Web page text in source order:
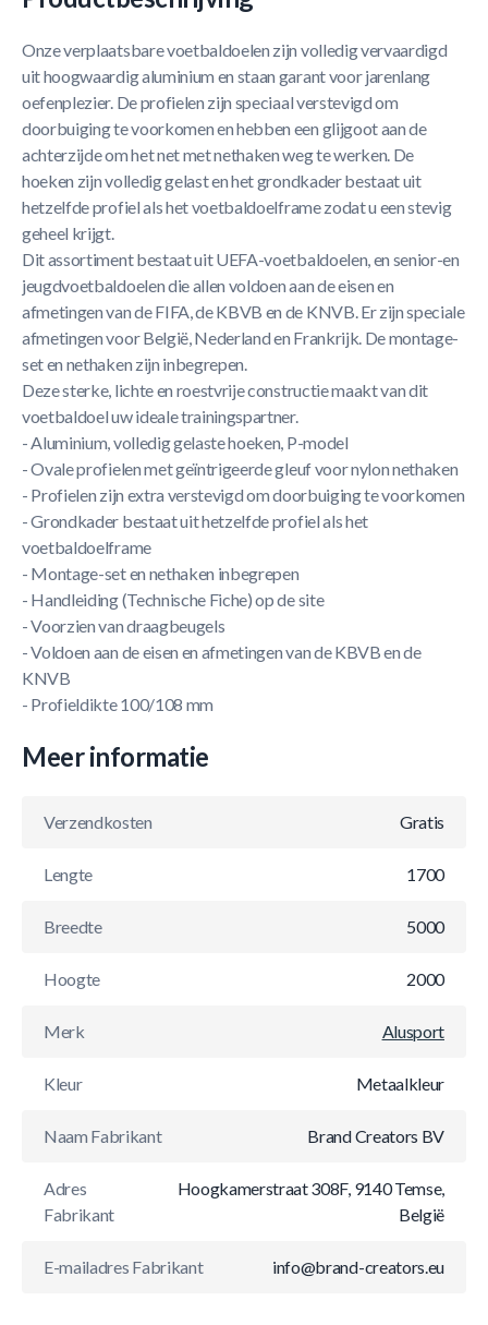
Onze verplaatsbare voetbaldoelen zijn volledig vervaardigd
uit hoogwaardig aluminium en staan garant voor jarenlang
oefenplezier. De profielen zijn speciaal verstevigd om
doorbuiging te voorkomen en hebben een glijgoot aan de
achterzijde om het net met nethaken weg te werken. De
hoeken zijn volledig gelast en het grondkader bestaat uit
hetzelfde profiel als het voetbaldoelframe zodat u een stevig
geheel krijgt.
Dit assortiment bestaat uit UEFA-voetbaldoelen, en senior-en
jeugdvoetbaldoelen die allen voldoen aan de eisen en
afmetingen van de FIFA, de KBVB en de KNVB. Er zijn speciale
afmetingen voor België, Nederland en Frankrijk. De montage-
set en nethaken zijn inbegrepen.
Deze sterke, lichte en roestvrije constructie maakt van dit
voetbaldoel uw ideale trainingspartner.
- Aluminium, volledig gelaste hoeken, P-model
- Ovale profielen met geïntrigeerde gleuf voor nylon nethaken
- Profielen zijn extra verstevigd om doorbuiging te voorkomen
- Grondkader bestaat uit hetzelfde profiel als het
voetbaldoelframe
- Montage-set en nethaken inbegrepen
- Handleiding (Technische Fiche) op de site
- Voorzien van draagbeugels
- Voldoen aan de eisen en afmetingen van de KBVB en de
KNVB
- Profieldikte 100/108 mm
Meer informatie
Verzendkosten Gratis
Lengte 1700
Breedte 5000
Hoogte 2000
Merk Alusport
Kleur Metaalkleur
Naam Fabrikant Brand Creators BV
Adres
Fabrikant
Hoogkamerstraat 308F, 9140 Temse,
België
E-mailadres Fabrikant info@brand-creators.eu